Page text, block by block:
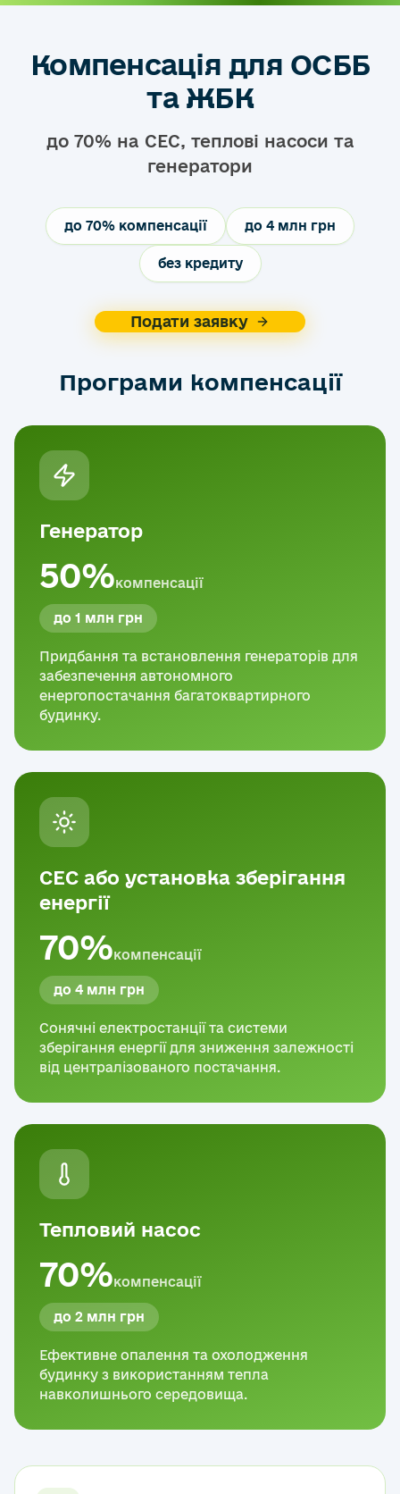
Компенсація для ОСББ
та ЖБК
до 70% на СЕС, теплові насоси та
генератори
до 70% компенсації до 4 млн грн
без кредиту
Подати заявку
Програми компенсації
Генератор
50%компенсації
до 1 млн грн
Придбання та встановлення генераторів для
забезпечення автономного
енергопостачання багатоквартирного
будинку.
СЕС або установка зберігання
енергії
70%компенсації
до 4 млн грн
Сонячні електростанції та системи
зберігання енергії для зниження залежності
від централізованого постачання.
Тепловий насос
70%компенсації
до 2 млн грн
Ефективне опалення та охолодження
будинку з використанням тепла
навколишнього середовища.